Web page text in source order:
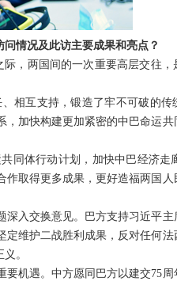
情况及此访主要成果和亮点？
，两国间的一次重要高层交往，
相互支持，锻造了牢不可破的传
加快构建更加紧密的中巴命运
同体行动计划，加快中巴经济走
取得更多成果，更好造福两国人
入交换意见。巴方支持习近平主
维护二战胜利成果，反对任何法
。
机遇。中方愿同巴方以建交75